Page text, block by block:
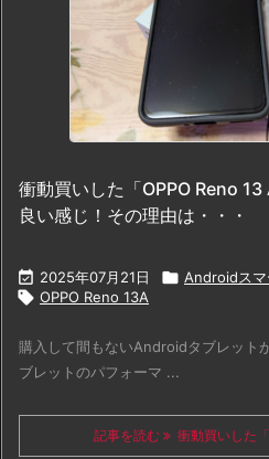
衝動買いした「OPPO Reno
良い感じ！その理由は・・・
 2025年07月21日  Androidスマ
 OPPO Reno 13A
購入して間もないAndroidタブレット
ブレットのパフォーマ ...
記事を読む 衝動買いした